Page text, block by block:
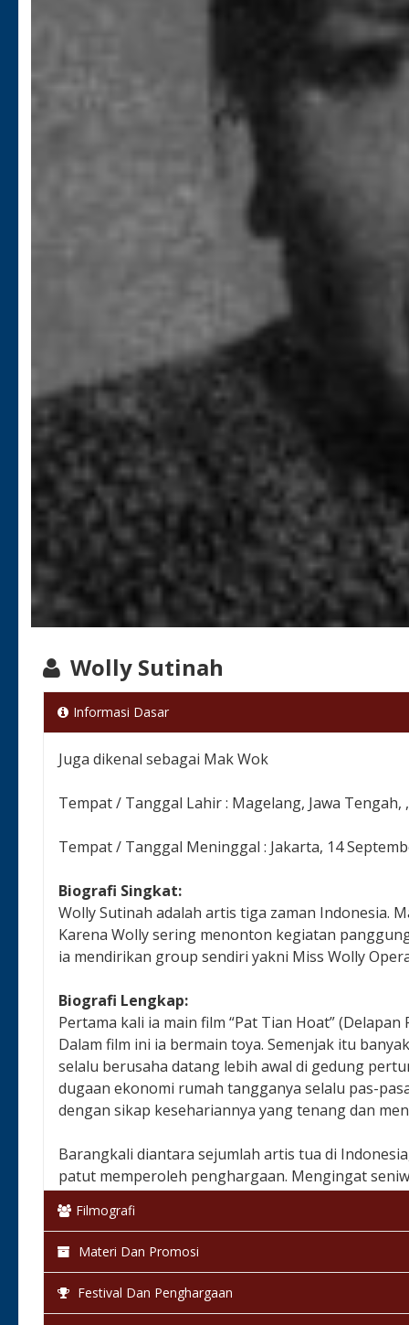
Wolly Sutinah
Informasi Dasar
Juga dikenal sebagai Mak Wok
Tempat / Tanggal Lahir : Magelang, Jawa Tengah,
Tempat / Tanggal Meninggal : Jakarta, 14
Biografi Singkat:
Wolly Sutinah adalah artis tiga zaman Indonesia.
Karena Wolly sering menonton kegiatan
ia mendirikan group sendiri yakni Miss Wolly
Biografi Lengkap:
Pertama kali ia main film “Pat Tian Hoat”
Dalam film ini ia bermain toya. Semenjak itu
selalu berusaha datang lebih awal di gedung
dugaan ekonomi rumah tangganya selalu pas-
dengan sikap kesehariannya yang tenang dan
Barangkali diantara sejumlah artis tua di
patut memperoleh penghargaan. Mengingat
100 judul film nasional yang pernah dibintangi,
yang tak pernah secara formil belajar teknik
wanita cerewet, peran kocak, sampai dengan
Kekuatan Wolly dalam seni peran, justru terletak
toleran terhadap tanggung jawabnya sebagai
Filmografi
Materi Dan Promosi
Festival Dan Penghargaan